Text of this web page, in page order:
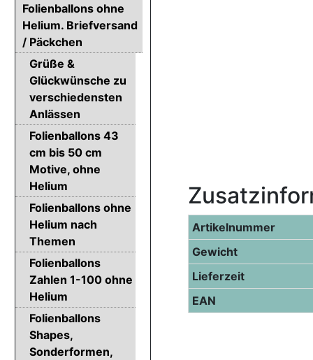
Artikelnummer
Gewicht
Lieferzeit
EAN
Folienballons ohne
Helium. Briefversand
/ Päckchen
Grüße &
Glückwünsche zu
verschiedensten
Anlässen
Folienballons 43
cm bis 50 cm
Motive, ohne
Helium
Folienballons ohne
Helium nach
Themen
Folienballons
Zahlen 1-100 ohne
Helium
Folienballons
Shapes,
Sonderformen,